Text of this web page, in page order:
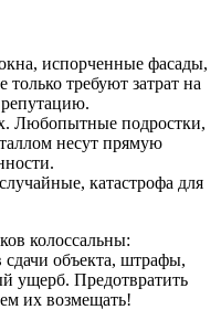
испорченные фасады,
требуют затрат на
Любопытные подростки,
несут прямую
катастрофа для
колоссальны:
объекта, штрафы,
ущерб. Предотвратить
их возмещать!